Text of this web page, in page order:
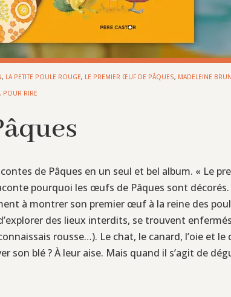
, LA PETITE POULE ROUGE, LE PREMIER ŒUF DE PÂQUES, MADELEINE
, POUR RIRE
de Pâques en un seul et bel album. « Le
pourquoi les œufs de Pâques sont
à montrer son premier œuf à la reine des
des lieux interdits, se trouvent
rousse…). Le chat, le canard, l’oie et
son blé ? À leur aise. Mais quand il s’agit de